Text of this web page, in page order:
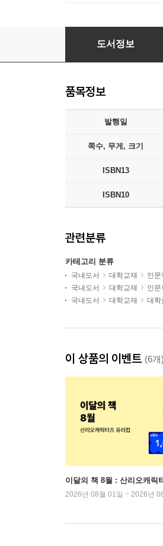
구한말의 한독 외교문
도서정보
품목정보
발행일
쪽수, 무게, 크기
ISBN13
ISBN10
관련분류
카테고리 분류
국내도서 대학교재 인문
국내도서
대학교재 인문
국내도서
대학교재 대학
이 상품의 이벤트 (6개)
이달의 책 8월 : 산리오캐릭
2026년 08월 01일 ~ 2026년